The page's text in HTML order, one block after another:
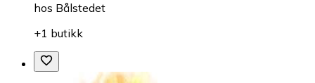
hos Bålstedet
+1 butikk